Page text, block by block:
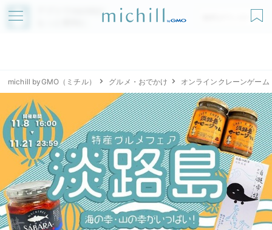
アプリでmichillが
無料ダウンロード
michill byGMO（ミチル） グルメ・おでかけ オンラインクレーンゲー